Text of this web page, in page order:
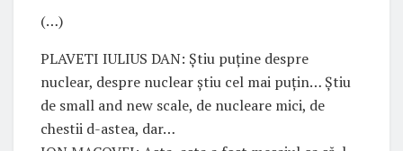
(…)
PLAVETI IULIUS DAN: Știu puține despre
nuclear, despre nuclear știu cel mai puțin… Știu
de small and new scale, de nucleare mici, de
chestii d-astea, dar…